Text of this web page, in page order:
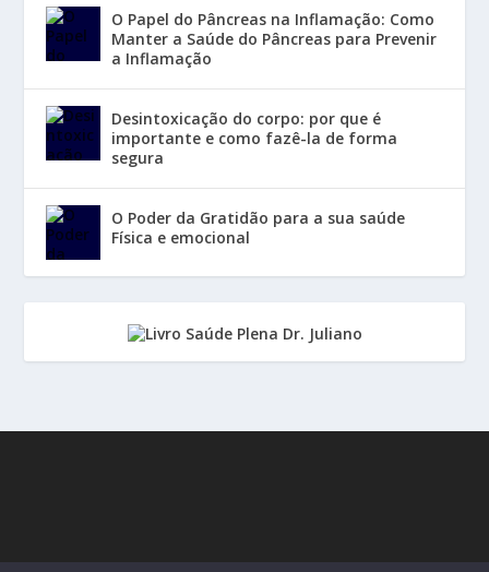
O Papel do Pâncreas na Inflamação: Como
Manter a Saúde do Pâncreas para Prevenir
a Inflamação
Desintoxicação do corpo: por que é
importante e como fazê-la de forma
segura
O Poder da Gratidão para a sua saúde
Física e emocional